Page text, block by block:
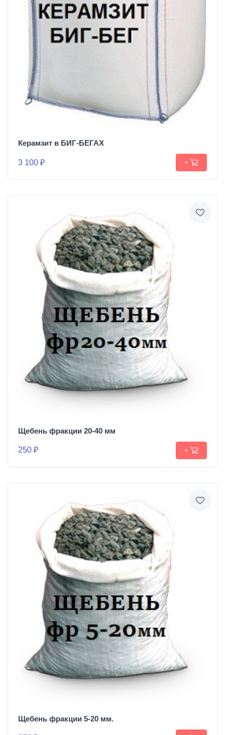
Керамзит в БИГ-БЕГАХ
3 100 ₽ +
Щебень фракции 20-40 мм
250 ₽ +
Щебень фракции 5-20 мм.